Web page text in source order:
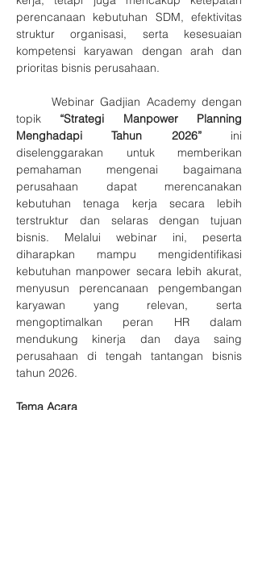
perencanaan kebutuhan SDM, efektivitas
struktur organisasi, serta kesesuaian
kompetensi karyawan dengan arah dan
prioritas bisnis perusahaan.
topik “Strategi Manpower Planning
Menghadapi Tahun 2026” ini
diselenggarakan untuk memberikan
pemahaman mengenai bagaimana
perusahaan dapat merencanakan
kebutuhan tenaga kerja secara lebih
terstruktur dan selaras dengan tujuan
bisnis. Melalui webinar ini, peserta
diharapkan mampu mengidentifikasi
kebutuhan manpower secara lebih akurat,
menyusun perencanaan pengembangan
karyawan yang relevan, serta
mengoptimalkan peran HR dalam
mendukung kinerja dan daya saing
perusahaan di tengah tantangan bisnis
tahun 2026.
Tema Acara